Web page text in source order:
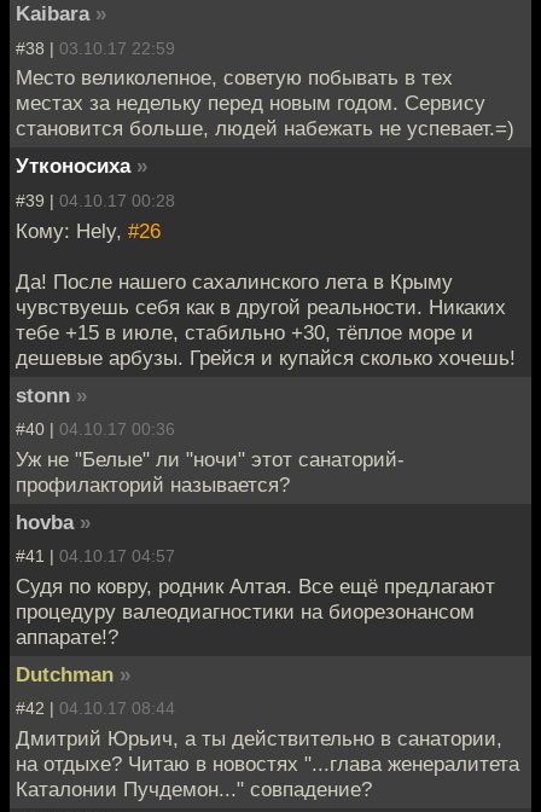
Kaibara »
#38 | 03.10.17 22:59
Место великолепное, советую побывать в тех
местах за недельку перед новым годом. Сервису
становится больше, людей набежать не успевает.=)
Утконосиха »
#39 | 04.10.17 00:28
Кому: Hely, #26
Да! После нашего сахалинского лета в Крыму
чувствуешь себя как в другой реальности. Никаких
тебе +15 в июле, стабильно +30, тёплое море и
дешевые арбузы. Грейся и купайся сколько хочешь!
stonn »
#40 | 04.10.17 00:36
Уж не "Белые" ли "ночи" этот санаторий-
профилакторий называется?
hovba »
#41 | 04.10.17 04:57
Судя по ковру, родник Алтая. Все ещё предлагают
процедуру валеодиагностики на биорезонансом
аппарате!?
Dutchman »
#42 | 04.10.17 08:44
Дмитрий Юрьич, а ты действительно в санатории,
на отдыхе? Читаю в новостях "...глава женералитета
Каталонии Пучдемон..." совпадение?